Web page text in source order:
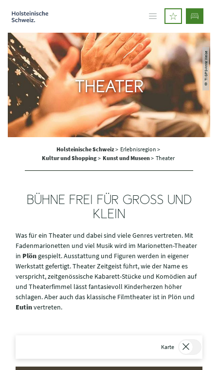
© TI GPS-Anne Weise
THEATER
Holsteinische Schweiz> Erlebnisregion >
Kultur und Shopping> Kunst und Museen> Theater
BÜHNE FREI FÜR GROSS UND K
LEIN
Was für ein Theater und dabei sind viele Genres vertreten. Mit
Fadenmarionetten und viel Musik wird im Marionetten-Theater
in Plön gespielt. Ausstattung und Figuren werden in eigener
Werkstatt gefertigt. Theater Zeitgeist führt, wie der Name es
verspricht, zeitgenössische Kabarett-Stücke und Komödien auf
und Theaterfimmel lässt fantasievoll Kinderherzen höher
schlagen. Aber auch das klassische Filmtheater ist in Plön und
Eutinvertreten.
Karte